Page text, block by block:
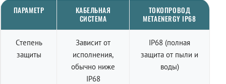
ПАРАМЕТР
КАБЕЛЬНАЯ
СИСТЕМА
ТОКОПРОВОД
METAENERGY IP68
Степень
защиты
Зависит от
исполнения,
обычно ниже
IP68
IP68 (полная
защита от пыли и
воды)